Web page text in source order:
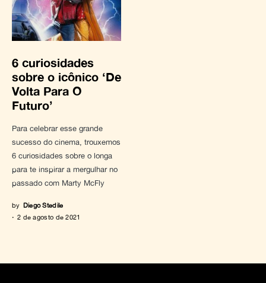
6 curiosidades
sobre o icônico ‘De
Volta Para O
Futuro’
Para celebrar esse grande
sucesso do cinema, trouxemos
6 curiosidades sobre o longa
para te inspirar a mergulhar no
passado com Marty McFly
by Diego Stedile
2 de agosto de 2021